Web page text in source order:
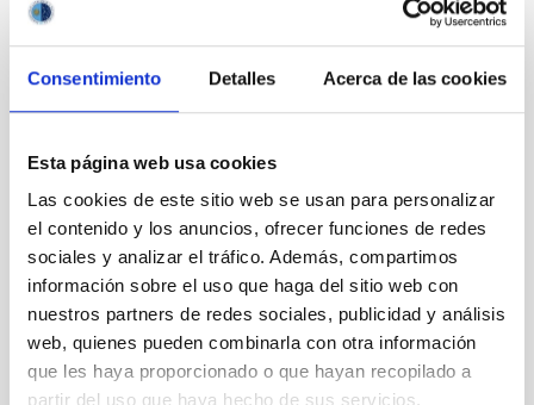
Consentimiento Detalles Acerca de las cookies
Esta página web usa cookies
Las cookies de este sitio web se usan para personalizar
el contenido y los anuncios, ofrecer funciones de redes
sociales y analizar el tráfico. Además, compartimos
información sobre el uso que haga del sitio web con
nuestros partners de redes sociales, publicidad y análisis
web, quienes pueden combinarla con otra información
que les haya proporcionado o que hayan recopilado a
partir del uso que haya hecho de sus servicios.
OSIRIS
OSIRIS Nasmyth-B